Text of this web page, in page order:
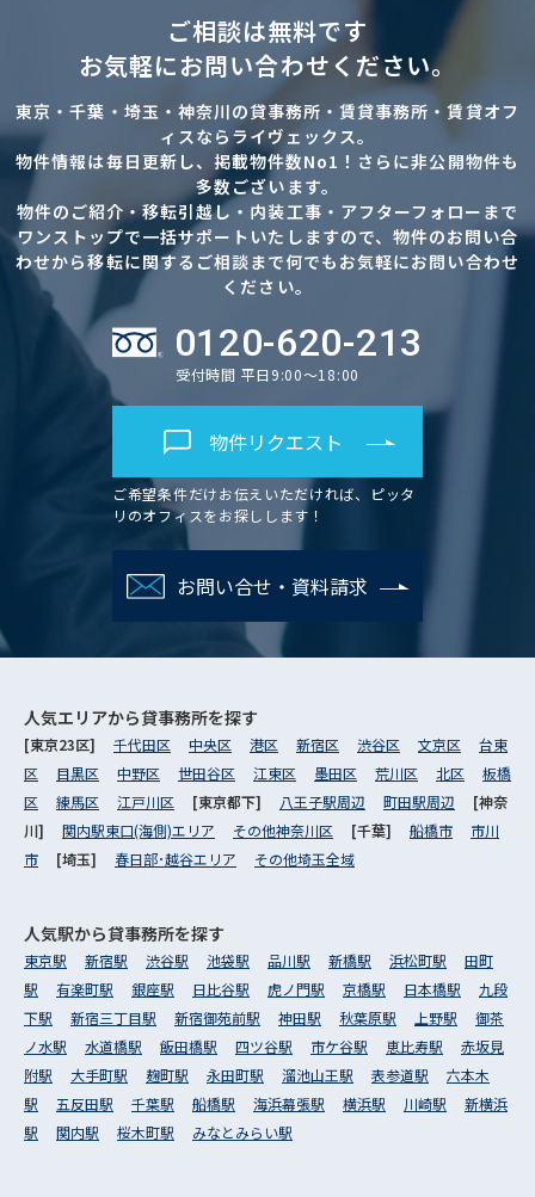
ご相談は無料です
お気軽にお問い合わせください。
東京・千葉・埼玉・神奈川の貸事務所・賃貸事務所・賃貸オフ
ィスならライヴェックス。
物件情報は毎日更新し、掲載物件数No1！さらに非公開物件も
多数ございます。
物件のご紹介・移転引越し・内装工事・アフターフォローまで
ワンストップで一括サポートいたしますので、物件のお問い合
わせから移転に関するご相談まで何でもお気軽にお問い合わせ
ください。
0120-620-213
受付時間 平日9:00～18:00
物件リクエスト
ご希望条件だけお伝えいただければ、ピッタ
リのオフィスをお探しします！
お問い合せ・資料請求
人気エリアから貸事務所を探す
[東京23区] 千代田区 中央区 港区 新宿区 渋谷区 文京区
台東
区
目黒区 中野区 世田谷区 江東区 墨田区 荒川区 北区
板橋
区
練馬区 江戸川区 [東京都下] 八王子駅周辺 町田駅周辺
[神奈
川] 関内駅東口(海側)エリア その他神奈川区 [千葉] 船橋市
市川
市
[埼玉] 春日部･越谷エリア その他埼玉全域
人気駅から貸事務所を探す
東京駅 新宿駅 渋谷駅 池袋駅 品川駅 新橋駅 浜松町駅
田町
駅
有楽町駅 銀座駅 日比谷駅 虎ノ門駅 京橋駅 日本橋駅
九段
下駅
新宿三丁目駅 新宿御苑前駅 神田駅 秋葉原駅 上野駅
御茶
ノ水駅
水道橋駅 飯田橋駅 四ツ谷駅 市ケ谷駅 恵比寿駅
赤坂見
附駅
大手町駅 麹町駅 永田町駅 溜池山王駅 表参道駅
六本木
駅
五反田駅 千葉駅 船橋駅 海浜幕張駅 横浜駅 川崎駅
新横浜
駅
関内駅 桜木町駅 みなとみらい駅